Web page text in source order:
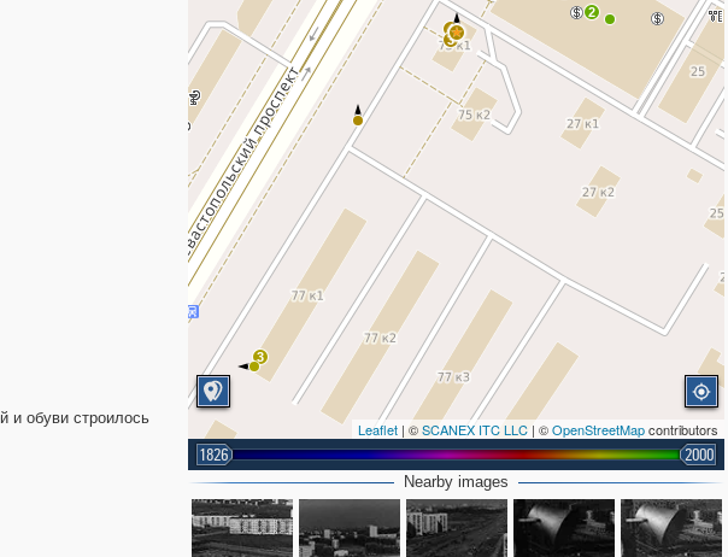
3
3
4
2
Leaflet | ©SCANEX ITC LLC | ©OpenStreetMapcontributors
1826 2000
Nearby images
и обуви строилось